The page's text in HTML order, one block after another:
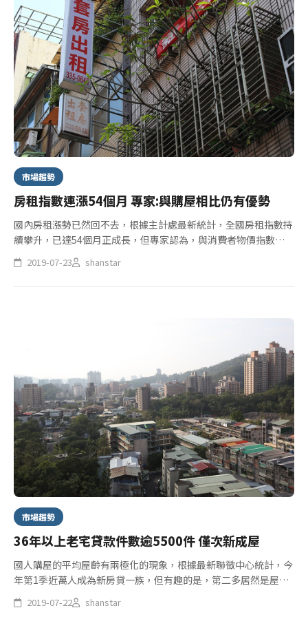
市場趨勢
房租指數連漲54個月 專家:與購屋相比仍有優勢
國內房租漲勢已然回不去，根據主計處最新統計，全國房租指數持
續攀升，已達54個月正成長，但專家認為，與消費者物價指數
(CPI)來看，通膨幅度仍在可接受範圍內，且現今房貸每月需負擔
額度相比，租屋需求及優勢仍在，因此對住宅租屋市場的衝擊並不
2019-07-23 shanstar
市場趨勢
36年以上老宅貸款件數逾5500件 僅次新成屋
國人購屋的平均屋齡有兩極化的現象，根據最新聯徵中心統計，今
年第1季近萬人成為新房貸一族，但有趣的是，第二多居然是屋齡
36年以上的老宅，逾5500件，貸款成數也有7成之多，房地產業者
認為，主要市中心新屋價格不夠親民、預算不夠，另外也反映出台
2019-07-22 shanstar